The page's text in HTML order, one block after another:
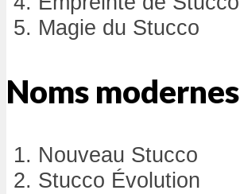
Magie du Stucco
Noms modernes
Nouveau Stucco
Stucco Évolution